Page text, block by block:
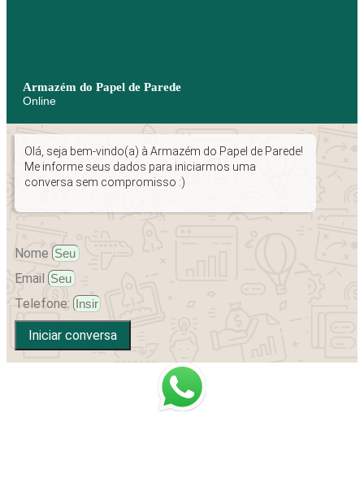
Armazém do Papel de Parede
Online
Olá, seja bem-vindo(a) à Armazém do Papel de Parede!
Me informe seus dados para iniciarmos uma
conversa sem compromisso :)
Nome
Email
Telefone:
Iniciar conversa